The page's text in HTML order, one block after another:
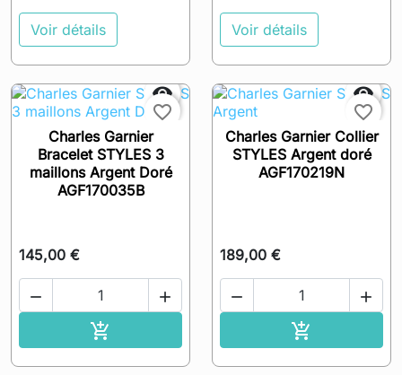
Voir détails Voir détails

favorite_border
Charles Garnier
Bracelet STYLES 3
maillons Argent Doré
AGF170035B
145,00 €
 


favorite_border
Charles Garnier Collier
STYLES Argent doré
AGF170219N
189,00 €
 
